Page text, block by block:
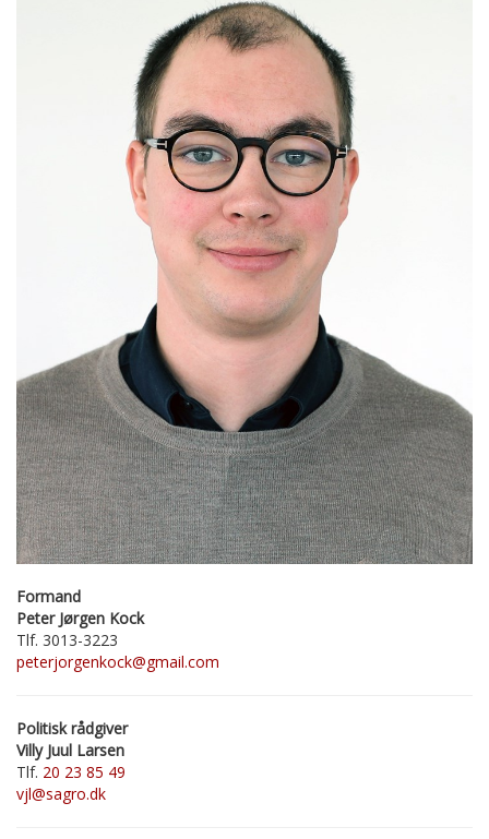
Formand
Peter Jørgen Kock
Tlf. 3013-3223
peterjorgenkock@gmail.com
Politisk rådgiver
Villy Juul Larsen
Tlf. 20 23 85 49
vjl@sagro.dk